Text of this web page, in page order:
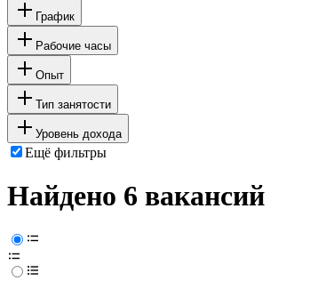
График
Рабочие часы
Опыт
Тип занятости
Уровень дохода
Ещё фильтры
Найдено 6 вакансий